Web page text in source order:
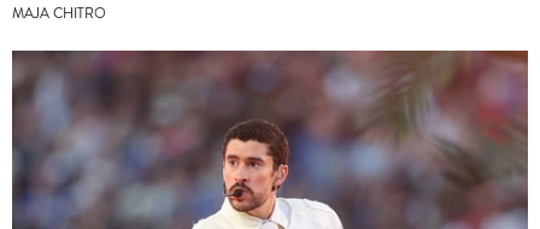
MAJA CHITRO